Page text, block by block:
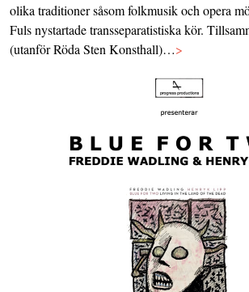
olika traditioner såsom folkmusik och opera
Fuls nystartade transseparatistiska kör.
(utanför Röda Sten Konsthall)…>